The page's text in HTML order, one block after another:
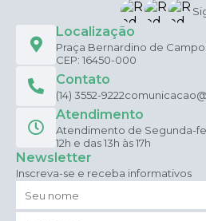
Localização
Praça Bernardino de
CEP: 16450-000
Contato
(14) 3552-9222
Atendimento
Atendimento de Segunda-
12h e das 13h às 17h
Newsletter
Inscreva-se e receba informativos